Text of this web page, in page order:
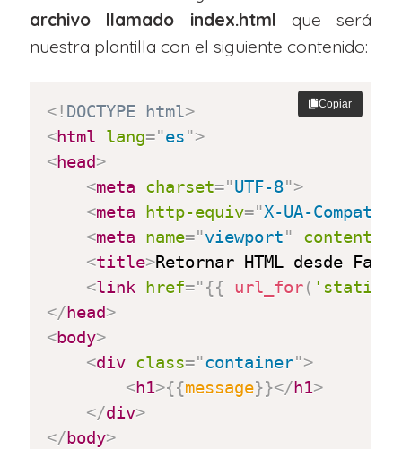
archivo llamado index.html que será
nuestra plantilla con el siguiente contenido:
<! DOCTYPE html>
<html lang="es">
<head>
<meta charset="UTF-8">
<meta http-equiv="X-UA-
<meta name="viewport" content
<title>Retornar HTML desde
<link href="{{ url_for( 'static'
</head>
<body>
<div class="container">
<h1>{{message}}</h1>
</div>
</body>
Copiar